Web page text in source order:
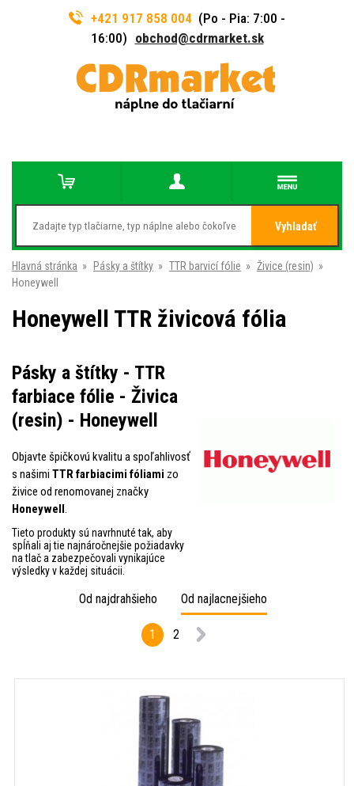
+421 917 858 004 (Po - Pia: 7:00 -
16:00) obchod@cdrmarket.sk
Vyhladať
Hlavná stránka » Pásky a štítky » TTR barvicí fólie » Živice (resin) »
Honeywell
Honeywell TTR živicová fólia
Pásky a štítky - TTR
farbiace fólie - Živica
(resin) - Honeywell
Objavte špičkovú kvalitu a spoľahlivosť
s našimi TTR farbiacimi fóliami zo
živice od renomovanej značky
Honeywell.
Tieto produkty sú navrhnuté tak, aby
spĺňali aj tie najnáročnejšie požiadavky
na tlač a zabezpečovali vynikajúce
výsledky v každej situácii.
Od najdrahšieho Od najlacnejšieho
1 2